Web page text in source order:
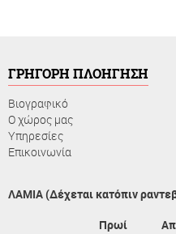
ΓΡΗΓΟΡΗ ΠΛΟΗΓΗΣΗ
Βιογραφικό
Ο χώρος μας
Υπηρεσίες
Επικοινωνία
ΛΑΜΙΑ (Δέχεται κατόπιν
Πρωί